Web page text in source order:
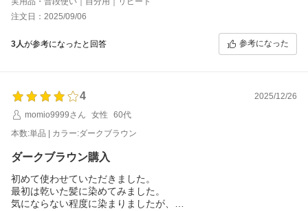
こちらのショップで気軽に購入できるので助かっています。
注文日：2025/09/06
3人が参考になったと回答 参考になった
4
2025/12/26
momio9999さん
女性
60代
本数:単品 | カラー:ダークブラウン
ダークブラウン購入
初めて使わせていただきました。
最初は乾いた髪に染めてみました。
気にならない程度に染まりましたが、